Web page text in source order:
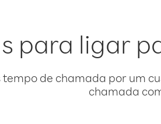
para ligar
de chamada por um
chamada